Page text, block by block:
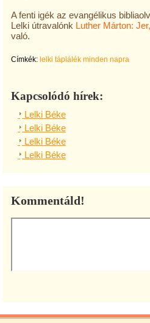
A fenti igék az evangélikus
Lelki útravalónk Luther Márton:
való.
Címkék: lelki táplálék minden napra
Kapcsolódó hírek:
Lelki Béke
Lelki Béke
Lelki Béke
Lelki Béke
Kommentáld!